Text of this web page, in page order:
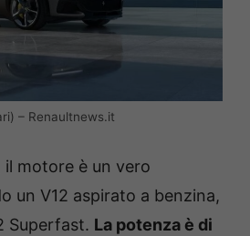
– Renaultnews.it
motore è un vero
un V12 aspirato a benzina,
Superfast. La potenza è di